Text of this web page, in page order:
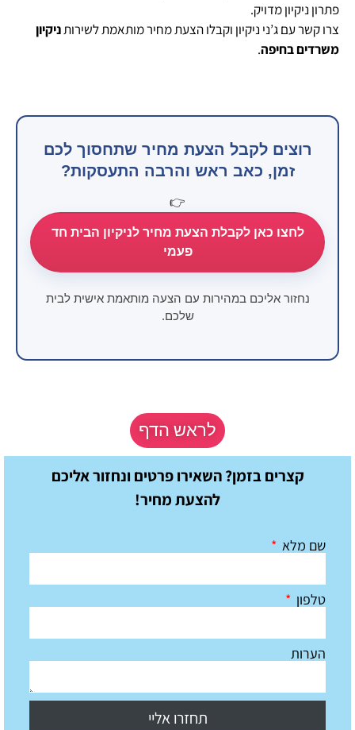
פתרון ניקיון מדויק.
צרו קשר עם ג’ני ניקיון וקבלו הצעת מחיר מותאמת לשירותניקיון
משרדים בחיפה.
רוצים לקבל הצעת מחיר שתחסוך לכם
זמן, כאב ראש והרבה התעסקות?
👉
לחצו כאן לקבלת הצעת מחיר לניקיון הבית חד
פעמי
נחזור אליכם במהירות עם הצעה מותאמת אישית לבית
שלכם.
לראש הדף
קצרים בזמן? השאירו פרטים ונחזור אליכם
להצעת מחיר!
שם מלא
טלפון
הערות
תחזרו אליי